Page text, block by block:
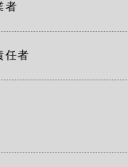
者
任者